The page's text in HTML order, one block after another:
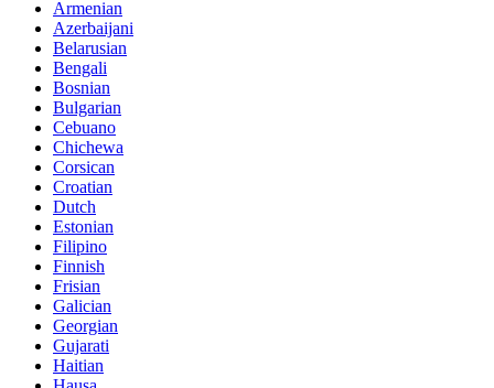
Armenian
Azerbaijani
Belarusian
Bengali
Bosnian
Bulgarian
Cebuano
Chichewa
Corsican
Croatian
Dutch
Estonian
Filipino
Finnish
Frisian
Galician
Georgian
Gujarati
Haitian